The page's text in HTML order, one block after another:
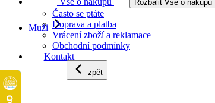
Rozbalit Vše o nákupu
Často se ptáte
Doprava a platba
Vrácení zboží a reklamace
Obchodní podmínky
Kontakt
Muži
zpět